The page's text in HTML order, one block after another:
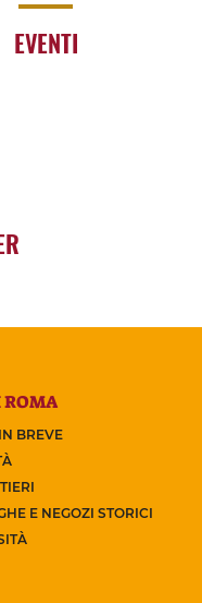
EVENTI
ROMA
BREVE
E NEGOZI STORICI